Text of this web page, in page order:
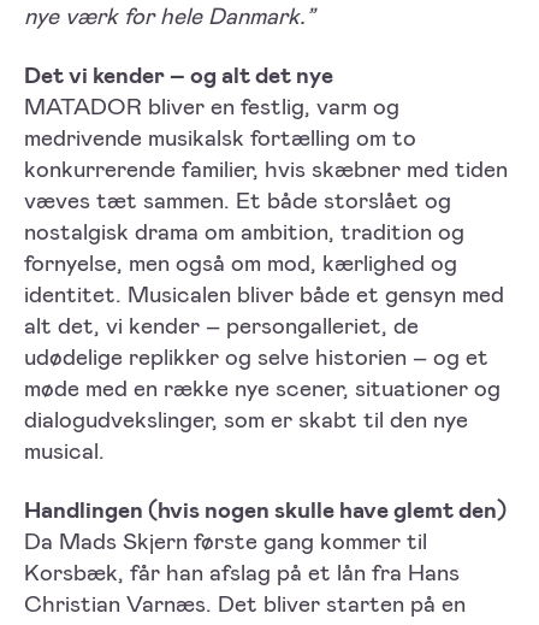
nye værk for hele Danmark.”
Det vi kender – og alt det nye
MATADOR bliver en festlig, varm og
medrivende musikalsk fortælling om to
konkurrerende familier, hvis skæbner med tiden
væves tæt sammen. Et både storslået og
nostalgisk drama om ambition, tradition og
fornyelse, men også om mod, kærlighed og
identitet. Musicalen bliver både et gensyn med
alt det, vi kender – persongalleriet, de
udødelige replikker og selve historien – og et
møde med en række nye scener, situationer og
dialogudvekslinger, som er skabt til den nye
musical.
Handlingen (hvis nogen skulle have glemt den)
Da Mads Skjern første gang kommer til
Korsbæk, får han afslag på et lån fra Hans
Christian Varnæs. Det bliver starten på en